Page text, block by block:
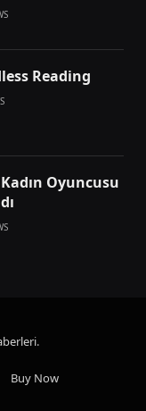
Reading
Kadın Oyuncusu
.
Buy Now